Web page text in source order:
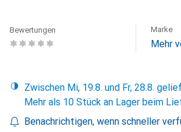
Bewertungen Marke
Mehr
Zwischen Mi, 19.8. und Fr, 28.8.
Mehr als 10 Stück an Lager beim
Benachrichtigen, wenn schneller